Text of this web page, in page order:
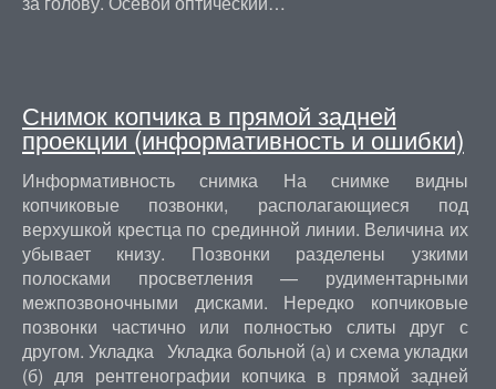
Снимок копчика в прямой задней
проекции (информативность и ошибки)
Информативность снимка На снимке видны
копчиковые позвонки, располагающиеся под
верхушкой крестца по срединной линии. Величина их
убывает книзу. Позвонки разделены узкими
полосками просветления — рудиментарными
межпозвоночными дисками. Нередко копчиковые
позвонки частично или полностью слиты друг с
другом. Укладка Укладка больной (а) и схема укладки
(б) для рентгенографии копчика в прямой задней